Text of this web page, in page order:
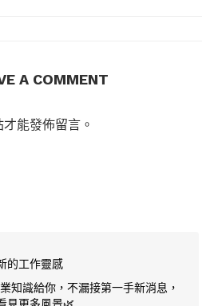
A COMMENT
才能發佈留言。
的工作靈感
知識給你，不漏接第一手新消息，